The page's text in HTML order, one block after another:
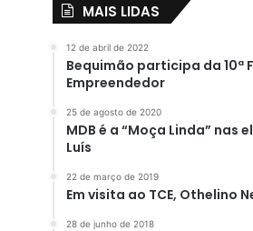
MAIS LIDAS
12 de abril de 2022
Bequimão participa da 10ª
Empreendedor
25 de agosto de 2020
MDB é a “Moça Linda” nas
Luís
22 de março de 2019
Em visita ao TCE, Othelino
28 de junho de 2018